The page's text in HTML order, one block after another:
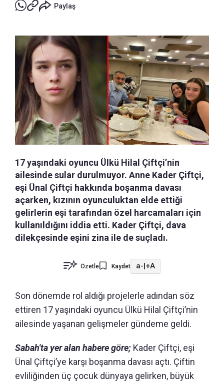
Paylaş
17 yaşındaki oyuncu Ülkü Hilal Çiftçi’nin
ailesinde sular durulmuyor. Anne Kader Çiftçi,
eşi Ünal Çiftçi hakkında boşanma davası
açarken, kızının oyunculuktan elde ettiği
gelirlerin eşi tarafından özel harcamaları için
kullanıldığını iddia etti. Kader Çiftçi, dava
dilekçesinde eşini zina ile de suçladı.
Özetle Kaydet a- +A
Son dönemde rol aldığı projelerle adından söz
ettiren 17 yaşındaki oyuncu Ülkü Hilal Çiftçi’nin
ailesinde yaşanan gelişmeler gündeme geldi.
Sabah'ta yer alan habere göre; Kader Çiftçi, eşi
Ünal Çiftçi’ye karşı boşanma davası açtı. Çiftin
evliliğinden üç çocuk dünyaya gelirken, büyük